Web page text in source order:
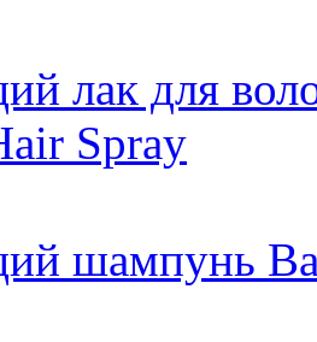
лак для
Spray
шампунь